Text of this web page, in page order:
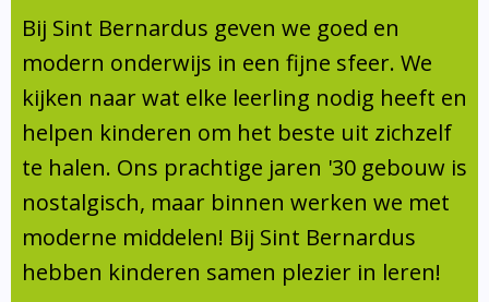
Onderwijs
Leerlingenraad
Leerlingenzorg
Doorstroomtoets
Jeugdprofessional op school
Centrum Jeugd en Gezin
Schoollogopedie
schoolondersteuningsprofiel
Schooltijden
Absentie
Vakanties
Aanmelden
Ouders
Ouderraad (OR)
Medezeggenschapsraad (MR)
Formulieren
Klachtenregeling
Contact
Bij Sint Bernardus geven we goed en
modern onderwijs in een fijne sfeer. We
kijken naar wat elke leerling nodig heeft en
helpen kinderen om het beste uit zichzelf
te halen. Ons prachtige jaren '30 gebouw is
nostalgisch, maar binnen werken we met
moderne middelen! Bij Sint Bernardus
hebben kinderen samen plezier in leren!